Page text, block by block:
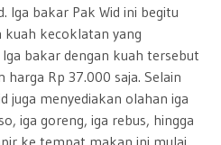
Iga bakar Pak Wid ini begitu
kecoklatan yang
bakar dengan kuah tersebut
Rp 37.000 saja. Selain
juga menyediakan olahan iga
iga goreng, iga rebus, hingga
ke tempat makan ini mulai